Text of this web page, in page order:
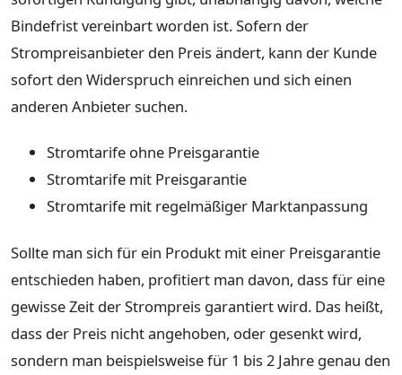
Bindefrist vereinbart worden ist. Sofern der
Strompreisanbieter den Preis ändert, kann der Kunde
sofort den Widerspruch einreichen und sich einen
anderen Anbieter suchen.
Stromtarife ohne Preisgarantie
Stromtarife mit Preisgarantie
Stromtarife mit regelmäßiger Marktanpassung
Sollte man sich für ein Produkt mit einer Preisgarantie
entschieden haben, profitiert man davon, dass für eine
gewisse Zeit der Strompreis garantiert wird. Das heißt,
dass der Preis nicht angehoben, oder gesenkt wird,
sondern man beispielsweise für 1 bis 2 Jahre genau den